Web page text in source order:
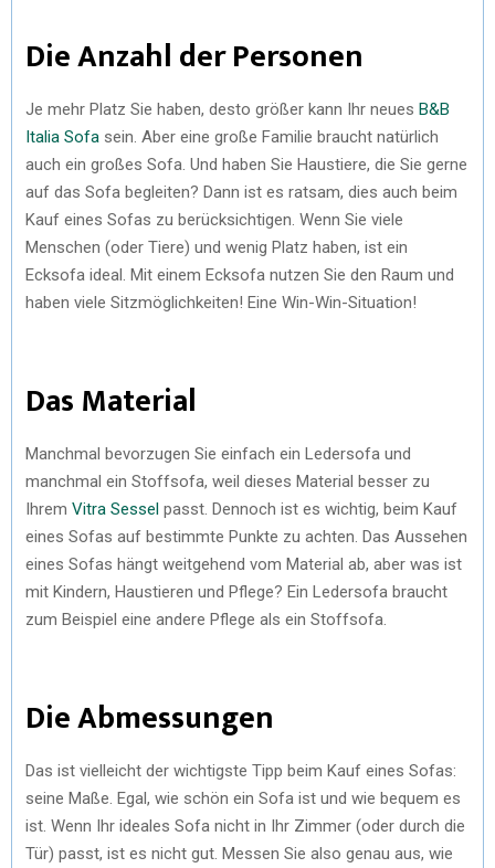
Die Anzahl der Personen
Je mehr Platz Sie haben, desto größer kann Ihr neues B&B
Italia Sofa sein. Aber eine große Familie braucht natürlich
auch ein großes Sofa. Und haben Sie Haustiere, die Sie gerne
auf das Sofa begleiten? Dann ist es ratsam, dies auch beim
Kauf eines Sofas zu berücksichtigen. Wenn Sie viele
Menschen (oder Tiere) und wenig Platz haben, ist ein
Ecksofa ideal. Mit einem Ecksofa nutzen Sie den Raum und
haben viele Sitzmöglichkeiten! Eine Win-Win-Situation!
Das Material
Manchmal bevorzugen Sie einfach ein Ledersofa und
manchmal ein Stoffsofa, weil dieses Material besser zu
Ihrem Vitra Sessel passt. Dennoch ist es wichtig, beim Kauf
eines Sofas auf bestimmte Punkte zu achten. Das Aussehen
eines Sofas hängt weitgehend vom Material ab, aber was ist
mit Kindern, Haustieren und Pflege? Ein Ledersofa braucht
zum Beispiel eine andere Pflege als ein Stoffsofa.
Die Abmessungen
Das ist vielleicht der wichtigste Tipp beim Kauf eines Sofas:
seine Maße. Egal, wie schön ein Sofa ist und wie bequem es
ist. Wenn Ihr ideales Sofa nicht in Ihr Zimmer (oder durch die
Tür) passt, ist es nicht gut. Messen Sie also genau aus, wie